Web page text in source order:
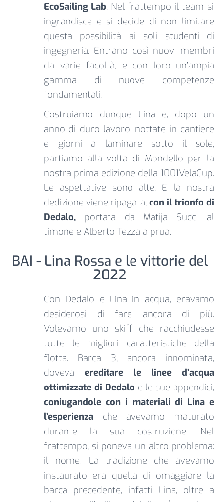
EcoSailing Lab. Nel frattempo il team si
ingrandisce e si decide di non limitare
questa possibilità ai soli studenti di
ingegneria. Entrano così nuovi membri
da varie facoltà, e con loro un’ampia
gamma di nuove competenze
fondamentali.
Costruiamo dunque Lina e, dopo un
anno di duro lavoro, nottate in cantiere
e giorni a laminare sotto il sole,
partiamo alla volta di Mondello per la
nostra prima edizione della 1001VelaCup.
Le aspettative sono alte. E la nostra
dedizione viene ripagata, con il trionfo di
Dedalo, portata da Matija Succi al
timone e Alberto Tezza a prua.
BAI - Lina Rossa e le vittorie del
2022
Con Dedalo e Lina in acqua, eravamo
desiderosi di fare ancora di più.
Volevamo uno skiff che racchiudesse
tutte le migliori caratteristiche della
flotta. Barca 3, ancora innominata,
doveva ereditare
le linee d’acqua
ottimizzate di Dedalo e le sue appendici,
coniugandole con i materiali di Lina e
l’esperienza che avevamo maturato
durante la sua costruzione. Nel
frattempo, si poneva un altro problema:
il nome! La tradizione che avevamo
instaurato era quella di omaggiare la
barca precedente, infatti Lina, oltre a